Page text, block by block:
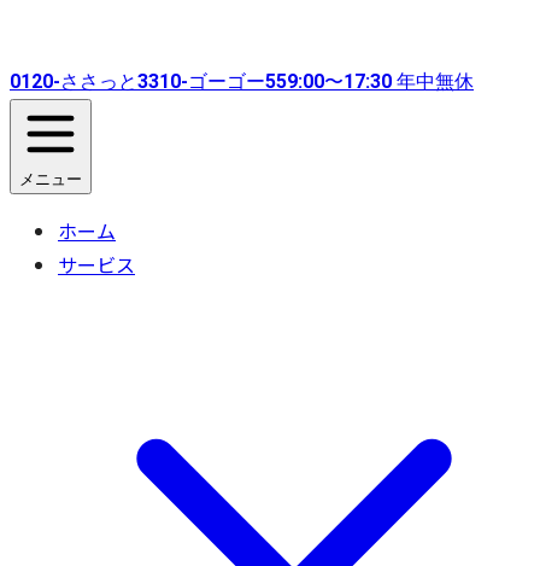
0120-ささっと3310-ゴーゴー559:00〜17:30 年中無休
メニュー
ホーム
サービス